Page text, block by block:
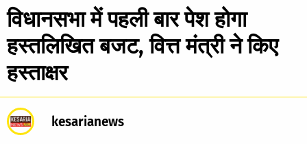
विधानसभा में पहली बार पेश होगा
हस्तलिखित बजट, वित्त मंत्री ने किए
हस्ताक्षर
kesarianews